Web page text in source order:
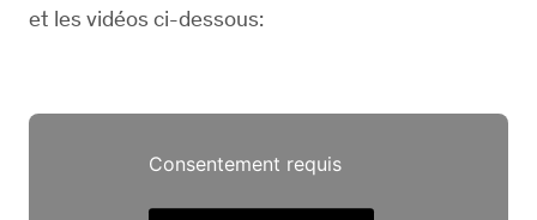
et les vidéos ci-dessous:
Consentement requis